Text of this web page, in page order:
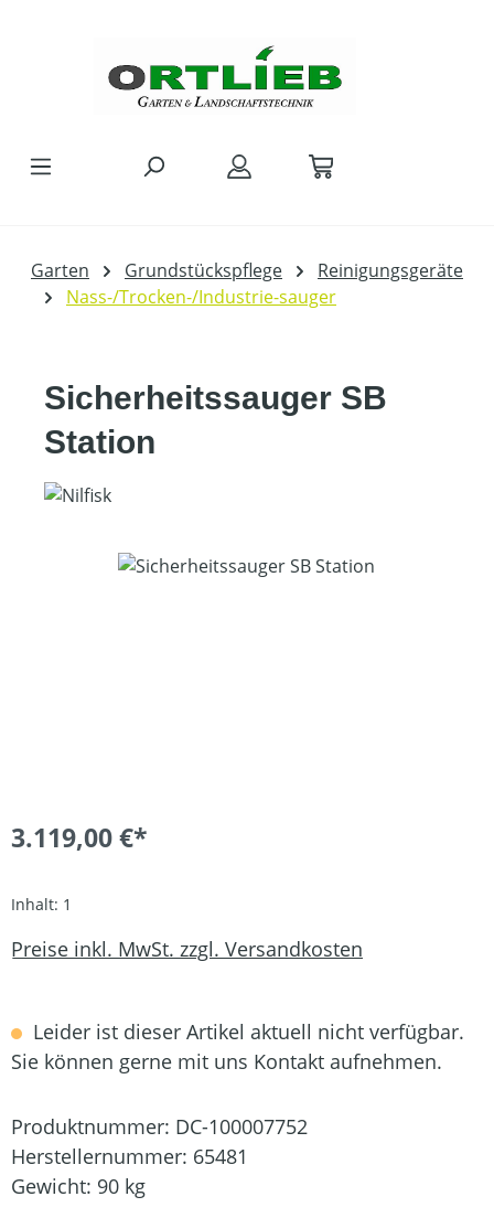
Garten Grundstückspflege
Reinigungsgeräte
Nass-/Trocken-/Industrie-sauger
Sicherheitssauger SB
Station
Bildergalerie überspringen
3.119,00 €*
Inhalt: 1
Preise inkl. MwSt. zzgl. Versandkosten
Leider ist dieser Artikel aktuell nicht verfügbar.
Sie können gerne mit uns Kontakt aufnehmen.
Produktnummer: DC-100007752
Herstellernummer: 65481
Gewicht: 90 kg